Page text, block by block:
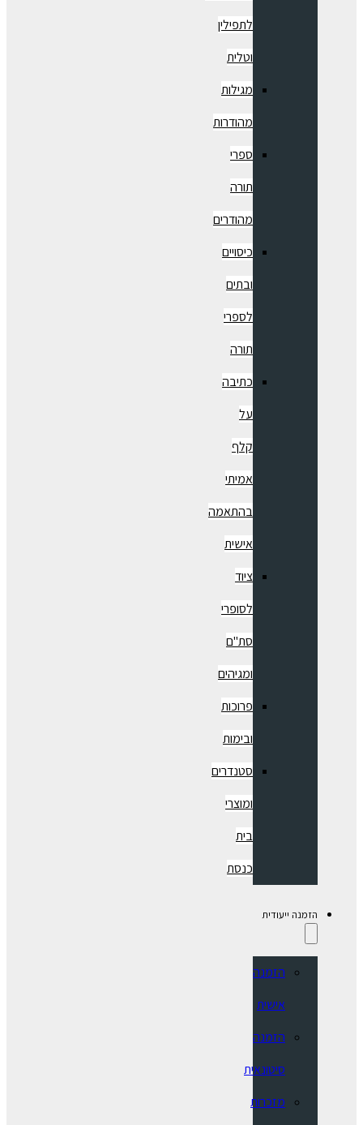
לתפילין
וטלית
מגילות
מהודרות
ספרי
תורה
מהודרים
כיסויים
ובתים
לספרי
תורה
כתיבה
על
קלף
אמיתי
בהתאמה
אישית
ציוד
לסופרי
סת"ם
ומגיהים
פרוכות
ובימות
סטנדרים
ומוצרי
בית
כנסת
הזמנה ייעודית
הזמנה
אישית
הזמנה
סיטונאית
מזכרות